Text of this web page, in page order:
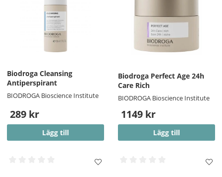
Biodroga Cleansing
Antiperspirant
BIODROGA Bioscience Institute
289 kr
Lägg till
Biodroga Perfect Age 24h
Care Rich
BIODROGA Bioscience Institute
1149 kr
Lägg till